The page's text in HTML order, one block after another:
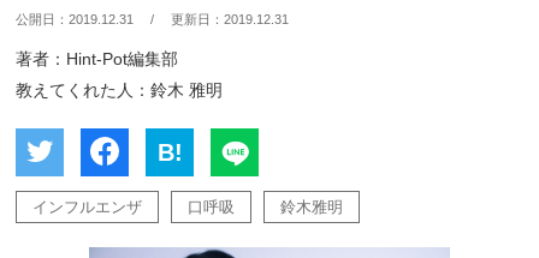
公開日：2019.12.31 / 更新日：2019.12.31
著者：Hint-Pot編集部
教えてくれた人：鈴木 雅明
B!
インフルエンザ 口呼吸 鈴木雅明